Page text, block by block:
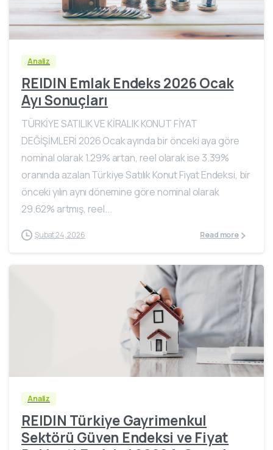
Analiz
REIDIN Emlak Endeks 2026 Ocak
Ayı Sonuçları
TÜRKİYE SATILIK VE KİRALIK KONUT FİYAT
DEĞİŞİMLERİ 2026 Ocak ayında bir önceki aya göre
nominal olarak 1.29% artan, reel olarak ise 3.39%
oranında azalan Türkiye Satılık Konut Fiyat Endeksi, bir
önceki yılın aynı dönemine göre nominal olarak
29.62% artmış, reel...
Şubat 24, 2026 Read more
Analiz
REIDIN Türkiye Gayrimenkul
Sektörü Güven Endeksi ve Fiyat